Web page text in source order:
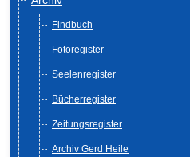
Findbuch
Fotoregister
Seelenregister
Bücherregister
Zeitungsregister
Archiv Gerd Heile